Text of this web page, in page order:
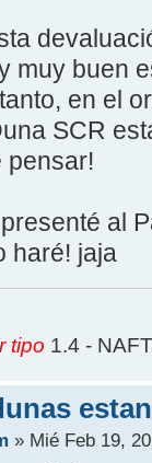
muy buen
en el
SCR
pensar!
al
haré! jaja
tipo 1.4 -
» Mié Feb 19,